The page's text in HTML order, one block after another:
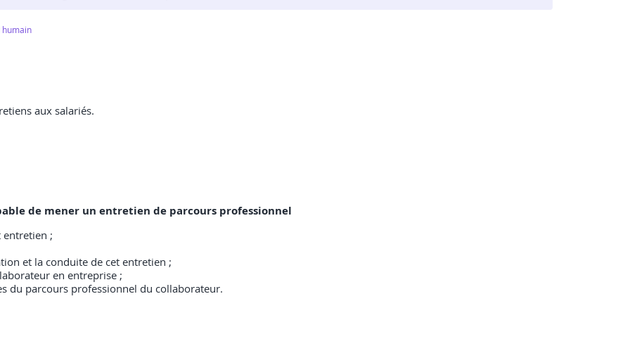
humain
aux salariés.
de mener un entretien de parcours professionnel
entretien ;
et la conduite de cet entretien ;
en entreprise ;
du parcours professionnel du collaborateur.